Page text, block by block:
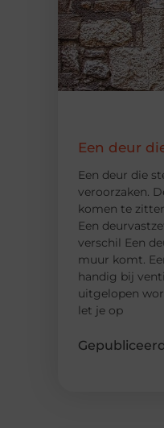
Een deur
Een deur die
veroorzaken.
komen te
Een
verschil Een
muur komt.
handig bij
uitgelopen
let je op